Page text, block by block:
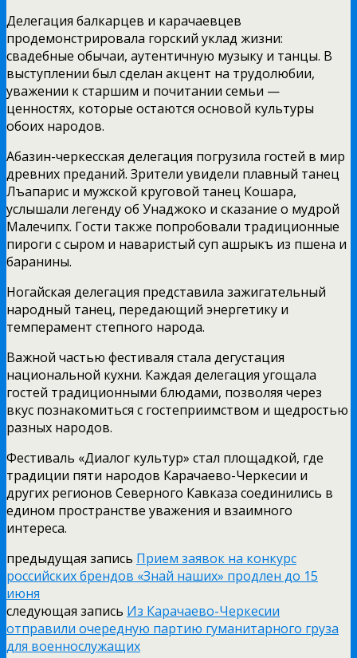
Делегация балкарцев и карачаевцев
продемонстрировала горский уклад жизни:
свадебные обычаи, аутентичную музыку и танцы. В
выступлении был сделан акцент на трудолюбии,
уважении к старшим и почитании семьи —
ценностях, которые остаются основой культуры
обоих народов.
Абазин-черкесская делегация погрузила гостей в мир
древних преданий. Зрители увидели плавный танец
Лъапарис и мужской круговой танец Кошара,
услышали легенду об Унаджоко и сказание о мудрой
Малечипх. Гости также попробовали традиционные
пироги с сыром и наваристый суп ашрыкъ из пшена и
баранины.
Ногайская делегация представила зажигательный
народный танец, передающий энергетику и
темперамент степного народа.
Важной частью фестиваля стала дегустация
национальной кухни. Каждая делегация угощала
гостей традиционными блюдами, позволяя через
вкус познакомиться с гостеприимством и щедростью
разных народов.
Фестиваль «Диалог культур» стал площадкой, где
традиции пяти народов Карачаево-Черкесии и
других регионов Северного Кавказа соединились в
едином пространстве уважения и взаимного
интереса.
предыдущая запись Прием заявок на конкурс
российских брендов «Знай наших» продлен до 15
июня
следующая запись Из Карачаево-Черкесии
отправили очередную партию гуманитарного груза
для военнослужащих